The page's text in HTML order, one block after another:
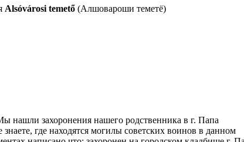
Alsóvárosi temető (Алшовароши теметё)
нашли захоронения нашего родственника в г. Папа
где находятся могилы советских воинов в данном